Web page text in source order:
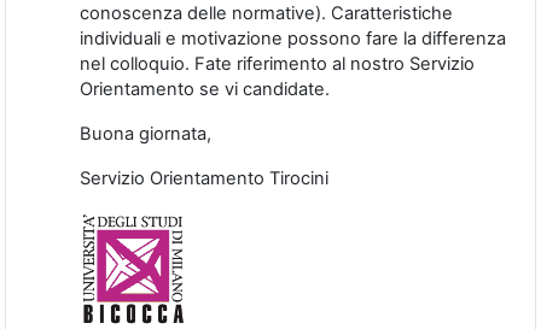
conoscenza delle normative). Caratteristiche
individuali e motivazione possono fare la differenza
nel colloquio. Fate riferimento al nostro Servizio
Orientamento se vi candidate.
Buona giornata,
Servizio Orientamento Tirocini